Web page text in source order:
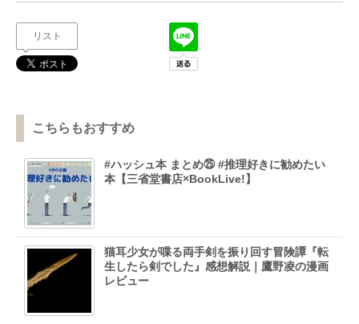
リスト
こちらもおすすめ
#ハッシュ本 まとめ㉕ #推理好きに勧めたい
本【三省堂書店×BookLive!】
猫耳少女が喋る両手剣を振り回す冒険譚『転
生したら剣でした』感想解説｜鷹野凌の漫画
レビュー